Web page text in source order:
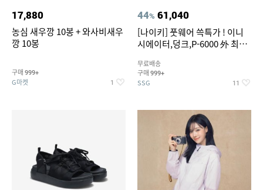
17,880
농심 새우깡 10봉 + 와사비새우
깡 10봉
구매 999+
G마켓 1
44% 61,040
[나이키] 풋웨어 쓱특가 ! 이니
시에이터,덩크,P-6000 外 최대
무료배송
구매 999+
SSG 11